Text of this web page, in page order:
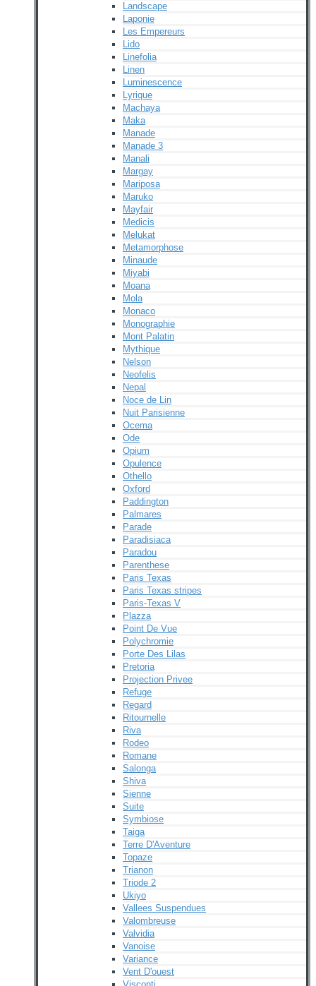
Landscape
Laponie
Les Empereurs
Lido
Linefolia
Linen
Luminescence
Lyrique
Machaya
Maka
Manade
Manade 3
Manali
Margay
Mariposa
Maruko
Mayfair
Medicis
Melukat
Metamorphose
Minaude
Miyabi
Moana
Mola
Monaco
Monographie
Mont Palatin
Mythique
Nelson
Neofelis
Nepal
Noce de Lin
Nuit Parisienne
Ocema
Ode
Opium
Opulence
Othello
Oxford
Paddington
Palmares
Parade
Paradisiaca
Paradou
Parenthese
Paris Texas
Paris Texas stripes
Paris-Texas V
Plazza
Point De Vue
Polychromie
Porte Des Lilas
Pretoria
Projection Privee
Refuge
Regard
Ritournelle
Riva
Rodeo
Romane
Salonga
Shiva
Sienne
Suite
Symbiose
Taiga
Terre D'Aventure
Topaze
Trianon
Triode 2
Ukiyo
Vallees Suspendues
Valombreuse
Valvidia
Vanoise
Variance
Vent D'ouest